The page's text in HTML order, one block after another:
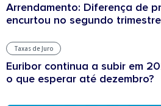
Arrendamento: Diferença de
encurtou no segundo trimestre
Taxas de Juro
Euribor continua a subir em
o que esperar até dezembro?